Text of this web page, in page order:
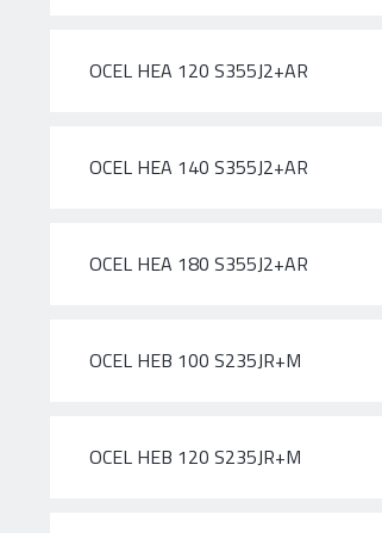
OCEL HEA 120 S355J2+AR
OCEL HEA 140 S355J2+AR
OCEL HEA 180 S355J2+AR
OCEL HEB 100 S235JR+M
OCEL HEB 120 S235JR+M